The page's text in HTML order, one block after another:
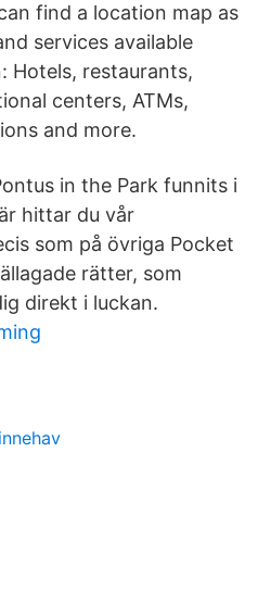
find a location map as
services available
Hotels, restaurants,
centers, ATMs,
and more.
in the Park funnits i
hittar du vår
som på övriga Pocket
rätter, som
direkt i luckan.